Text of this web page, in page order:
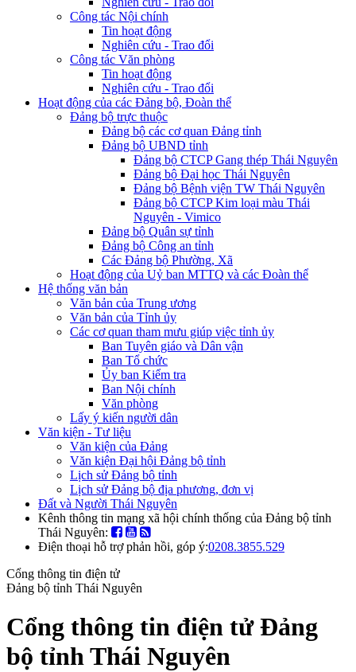
Công tác Nội chính
Tin hoạt động
Nghiên cứu - Trao đổi
Công tác Văn phòng
Tin hoạt động
Nghiên cứu - Trao đổi
Hoạt động của các Đảng bộ, Đoàn thể
Đảng bộ trực thuộc
Đảng bộ các cơ quan Đảng tỉnh
Đảng bộ UBND tỉnh
Đảng bộ CTCP Gang thép Thái Nguyên
Đảng bộ Đại học Thái Nguyên
Đảng bộ Bệnh viện TW Thái Nguyên
Đảng bộ CTCP Kim loại màu Thái
Nguyên - Vimico
Đảng bộ Quân sự tỉnh
Đảng bộ Công an tỉnh
Các Đảng bộ Phường, Xã
Hoạt động của Uỷ ban MTTQ và các Đoàn thể
Hệ thống văn bản
Văn bản của Trung ương
Văn bản của Tỉnh ủy
Các cơ quan tham mưu giúp việc tỉnh ủy
Ban Tuyên giáo và Dân vận
Ban Tổ chức
Ủy ban Kiểm tra
Ban Nội chính
Văn phòng
Lấy ý kiến người dân
Văn kiện - Tư liệu
Văn kiện của Đảng
Văn kiện Đại hội Đảng bộ tỉnh
Lịch sử Đảng bộ tỉnh
Lịch sử Đảng bộ địa phương, đơn vị
Đất và Người Thái Nguyên
Kênh thông tin mạng xã hội chính thống của Đảng bộ tỉnh
Thái Nguyên:
Điện thoại hỗ trợ phản hồi, góp ý:0208.3855.529
Cổng thông tin điện tử
Đảng bộ tỉnh Thái Nguyên
Cổng thông tin điện tử Đảng
bộ tỉnh Thái Nguyên